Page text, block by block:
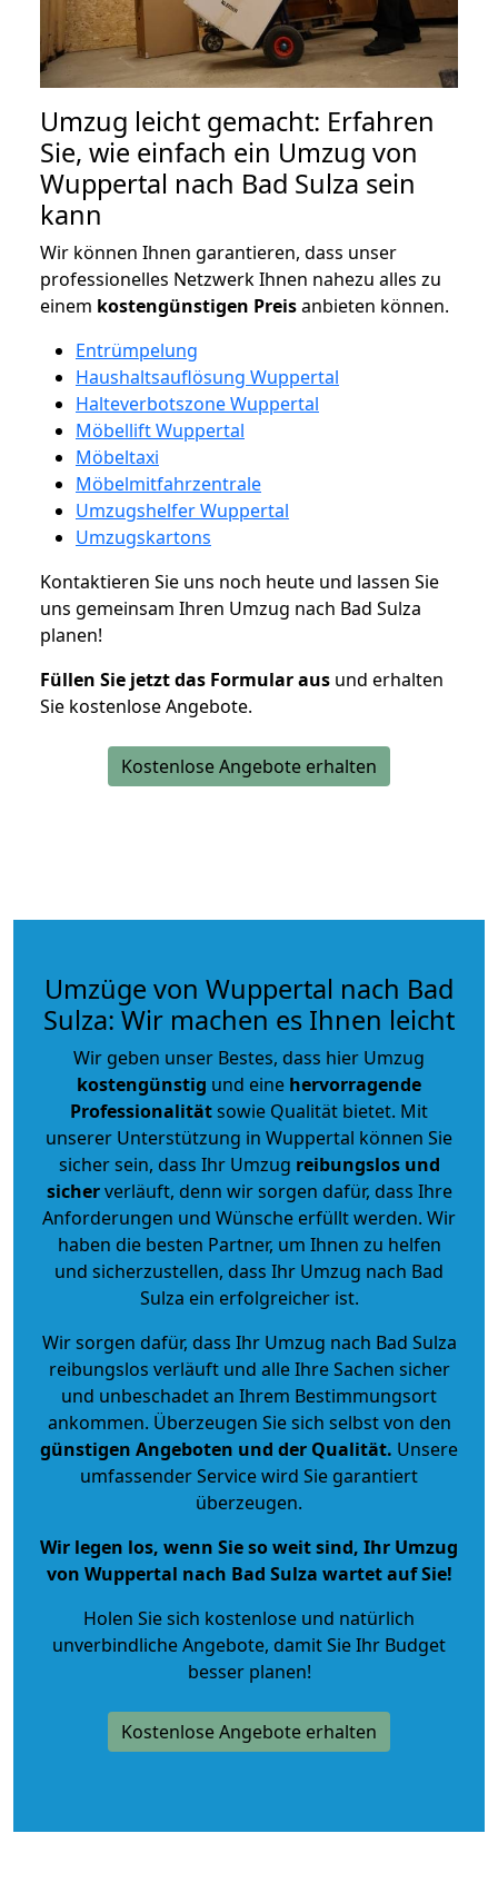
Umzug leicht gemacht: Erfahren
Sie, wie einfach ein Umzug von
Wuppertal nach Bad Sulza sein
kann
Wir können Ihnen garantieren, dass unser
professionelles Netzwerk Ihnen nahezu alles zu
einem kostengünstigen Preisanbieten können.
Entrümpelung
Haushaltsauflösung Wuppertal
Halteverbotszone Wuppertal
Möbellift Wuppertal
Möbeltaxi
Möbelmitfahrzentrale
Umzugshelfer Wuppertal
Umzugskartons
Kontaktieren Sie uns noch heute und lassen Sie
uns gemeinsam Ihren Umzug nach Bad Sulza
planen!
Füllen Sie jetzt das Formular aus und erhalten
Sie kostenlose Angebote.
Kostenlose Angebote erhalten
Umzüge von Wuppertal nach Bad
Sulza: Wir machen es Ihnen leicht
Wir geben unser Bestes, dass hier Umzug
kostengünstig und eine hervorragende
Professionalitätsowie Qualität bietet. Mit
unserer Unterstützung in Wuppertal können Sie
sicher sein, dass Ihr Umzug reibungslos und
sicherverläuft, denn wir sorgen dafür, dass Ihre
Anforderungen und Wünsche erfüllt werden. Wir
haben die besten Partner, um Ihnen zu helfen
und sicherzustellen, dass Ihr Umzug nach Bad
Sulza ein erfolgreicher ist.
Wir sorgen dafür, dass Ihr Umzug nach Bad Sulza
reibungslos verläuft und alle Ihre Sachen sicher
und unbeschadet an Ihrem Bestimmungsort
ankommen. Überzeugen Sie sich selbst von den
günstigen Angeboten und der Qualität. Unsere
umfassender Service wird Sie garantiert
überzeugen.
Wir legen los, wenn Sie so weit sind, Ihr Umzug
von Wuppertal nach Bad Sulza wartet auf Sie!
Holen Sie sich kostenlose und natürlich
unverbindliche Angebote, damit Sie Ihr Budget
besser planen!
Kostenlose Angebote erhalten